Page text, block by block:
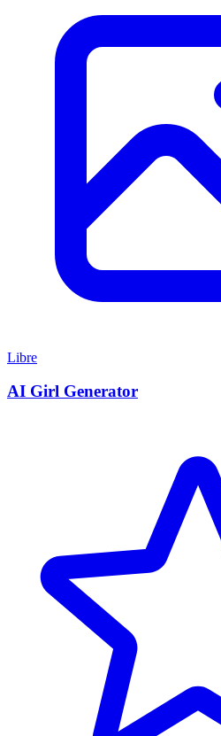
Libre
AI Girl Generator